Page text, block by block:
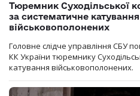
Тюремник Суходільської
за систематичне
військовополонених
Головне слідче управління СБУ
КК України тюремнику
катування військовополонених.